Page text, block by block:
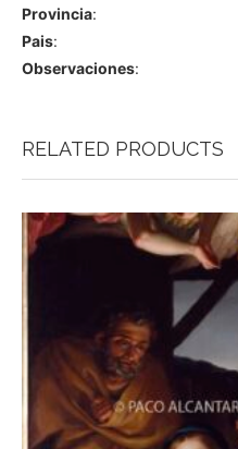
Provincia:
Pais:
Observaciones:
RELATED PRODUCTS